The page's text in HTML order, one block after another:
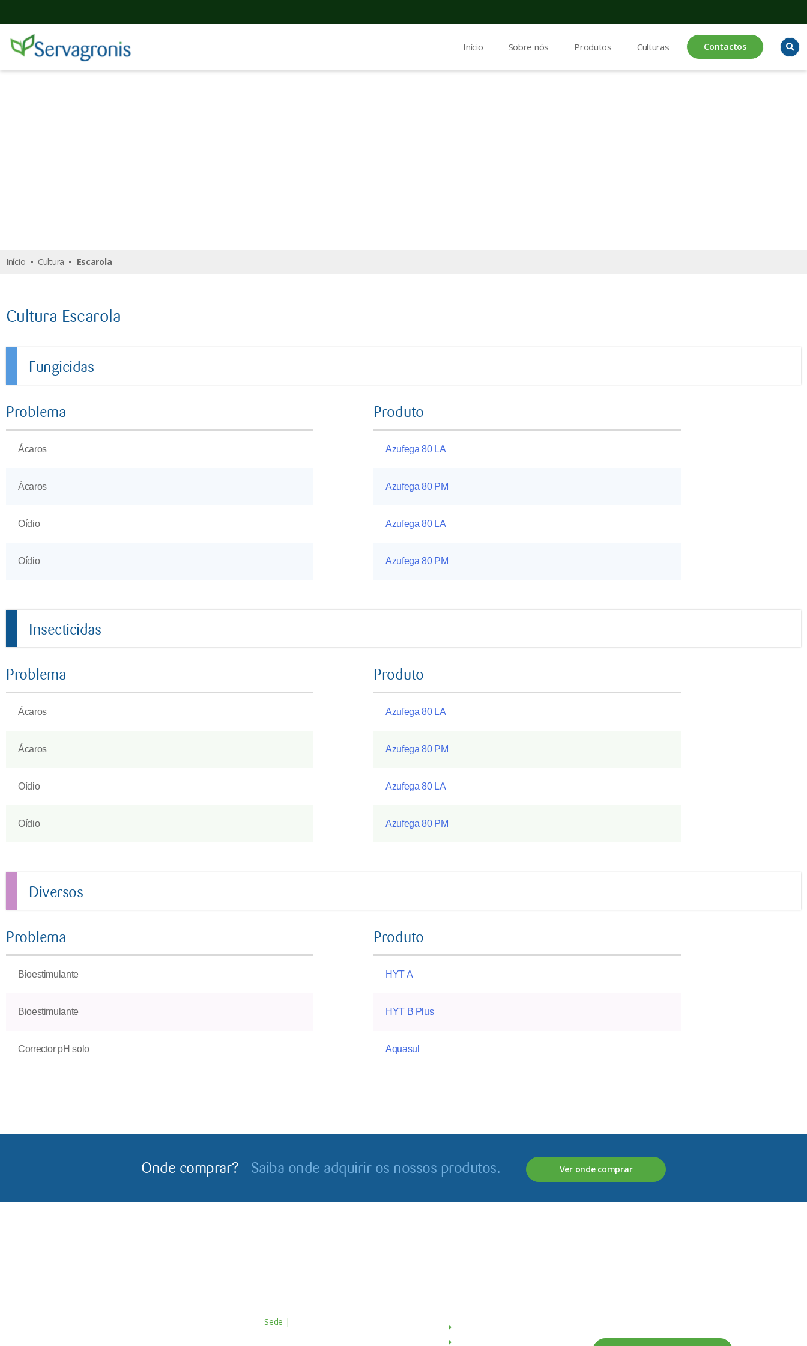
Início Sobre nós Produtos Culturas Contactos
Início • Cultura • Escarola
Cultura Escarola
Fungicidas
Problema Produto
Ácaros Azufega 80 LA
Ácaros Azufega 80 PM
Oídio Azufega 80 LA
Oídio Azufega 80 PM
Insecticidas
Problema Produto
Ácaros Azufega 80 LA
Ácaros Azufega 80 PM
Oídio Azufega 80 LA
Oídio Azufega 80 PM
Diversos
Problema Produto
Bioestimulante HYT A
Bioestimulante HYT B Plus
Corrector pH solo Aquasul
Onde comprar? Saiba onde adquirir os nossos produtos. Ver onde comprar
Sede |